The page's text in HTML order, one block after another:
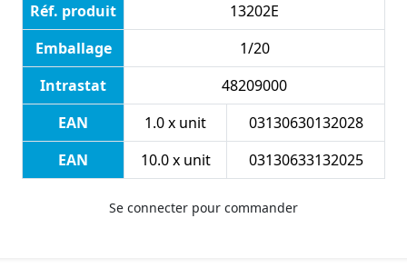
Réf. produit
13202E
Emballage
1/20
Intrastat
48209000
EAN
1.0 x unit
03130630132028
EAN
10.0 x unit 03130633132025
Se connecter pour commander